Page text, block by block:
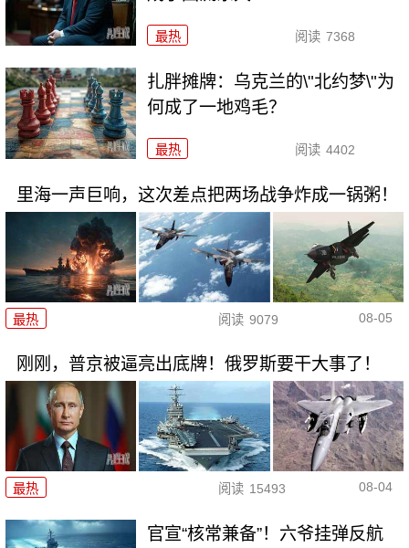
最热 阅读 7368
扎胖摊牌：乌克兰的\"北约梦\"为
何成了一地鸡毛？
最热 阅读 4402
里海一声巨响，这次差点把两场战争炸成一锅粥！
最热 阅读 9079 08-05
刚刚，普京被逼亮出底牌！俄罗斯要干大事了！
最热 阅读 15493 08-04
官宣“核常兼备”！六爷挂弹反航